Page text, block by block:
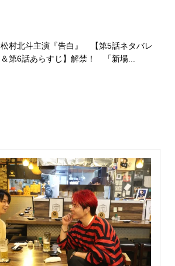
松村北斗主演『告白』 【第5話ネタバレ
＆第6話あらすじ】解禁！ 「新場...